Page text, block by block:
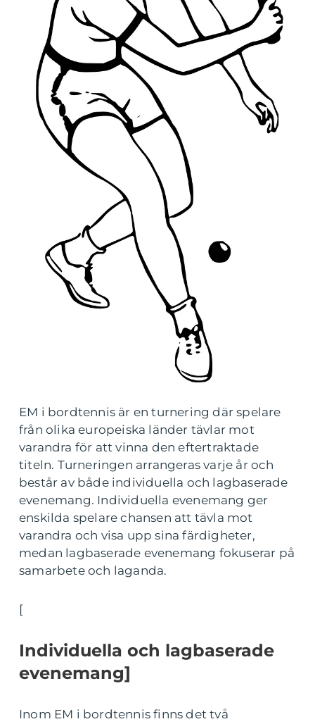
EM i bordtennis är en turnering där spelare
från olika europeiska länder tävlar mot
varandra för att vinna den eftertraktade
titeln. Turneringen arrangeras varje år och
består av både individuella och lagbaserade
evenemang. Individuella evenemang ger
enskilda spelare chansen att tävla mot
varandra och visa upp sina färdigheter,
medan lagbaserade evenemang fokuserar på
samarbete och laganda.
[
Individuella och lagbaserade
evenemang]
Inom EM i bordtennis finns det två